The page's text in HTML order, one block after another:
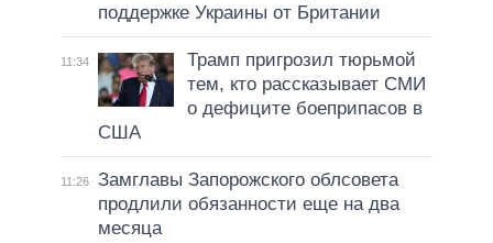
поддержке Украины от Британии
11:34
Трамп пригрозил тюрьмой
тем, кто рассказывает СМИ
о дефиците боеприпасов в
США
11:26
Замглавы Запорожского облсовета
продлили обязанности еще на два
месяца